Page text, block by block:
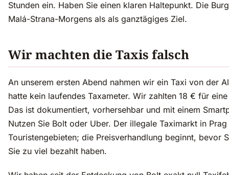
Stunden ein. Haben Sie einen klaren Haltepunkt. Die
Malá-Strana-Morgens als als ganztägiges Ziel.
Wir machten die Taxis falsch
An unserem ersten Abend nahmen wir ein Taxi von der
hatte kein laufendes Taxameter. Wir zahlten 18 € für
Das ist dokumentiert, vorhersehbar und mit einem
Nutzen Sie Bolt oder Uber. Der illegale Taximarkt in
Touristengebieten; die Preisverhandlung beginnt, bevor
Sie zu viel bezahlt haben.